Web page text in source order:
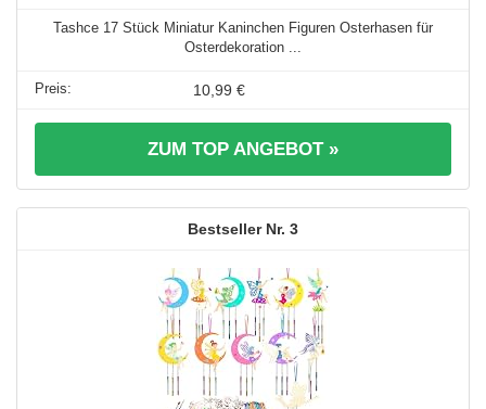
Tashce 17 Stück Miniatur Kaninchen Figuren Osterhasen für
Osterdekoration ...
10,99 €
ZUM TOP ANGEBOT »
3